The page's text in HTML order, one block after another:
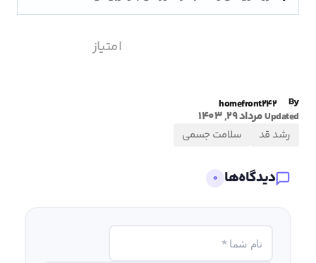
امتیاز
By
homefront242
Updatedمرداد 29, 1403
رشد قد سلامت جسمی
دیدگاه‌ها 0